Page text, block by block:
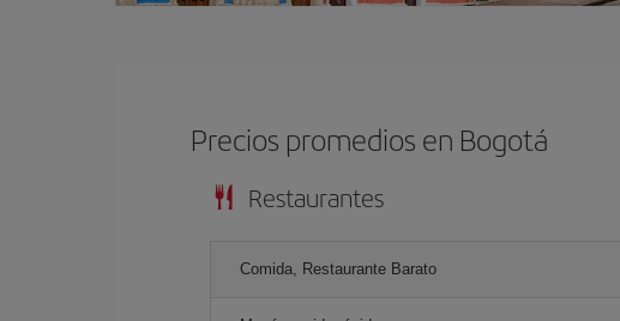
Precios promedios en Bogotá
Restaurantes
Comida, Restaurante Barato